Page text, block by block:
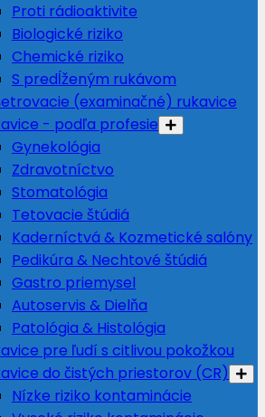
Proti rádioaktivite
Biologické riziko
Chemické riziko
S predĺženým rukávom
(examinačné) rukavice
- podľa profesie
Gynekológia
Zdravotníctvo
Stomatológia
Tetovacie štúdiá
Kaderníctvá & Kozmetické salóny
Pedikúra & Nechtové štúdiá
Gastro priemysel
Autoservis & Dielňa
Patológia & Histológia
pre ľudí s citlivou pokožkou
do čistých priestorov (CR)
Nízke riziko kontaminácie